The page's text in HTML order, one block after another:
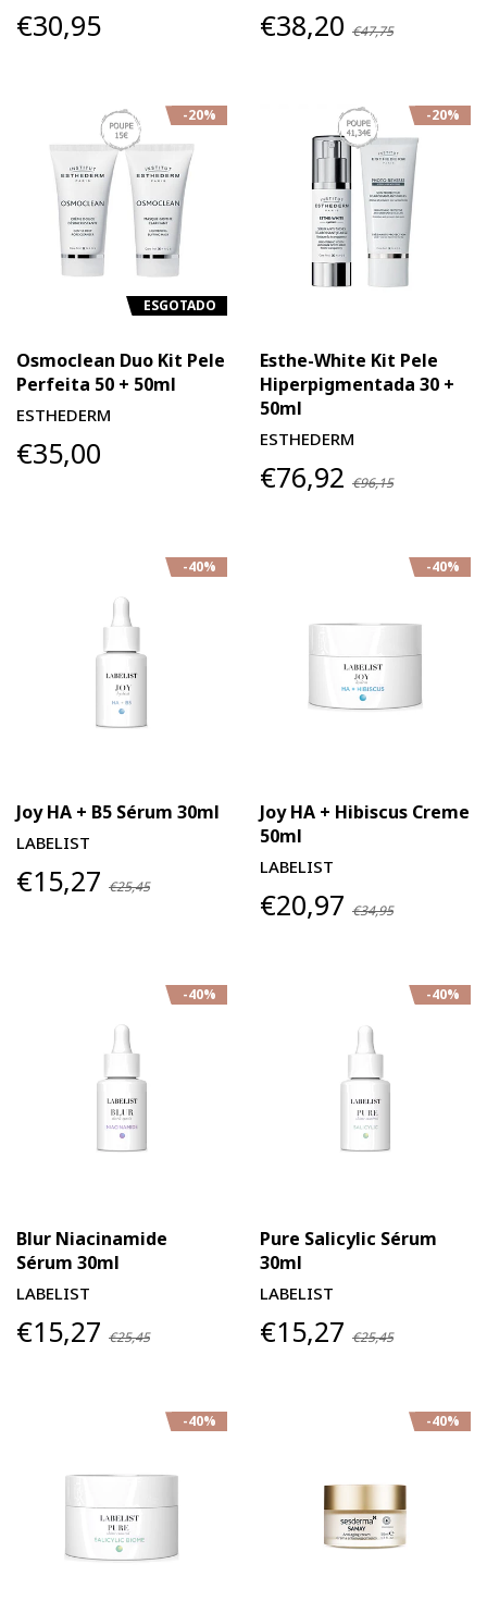
€30,95 €38,20 €47,75
-20%
ESGOTADO
Osmoclean Duo Kit Pele
Perfeita 50 + 50ml
ESTHEDERM
€35,00
-20%
Esthe-White Kit Pele
Hiperpigmentada 30 +
50ml
ESTHEDERM
€76,92 €96,15
-40%
Joy HA + B5 Sérum 30ml
LABELIST
€15,27 €25,45
-40%
Joy HA + Hibiscus Creme
50ml
LABELIST
€20,97 €34,95
-40%
Blur Niacinamide
Sérum 30ml
LABELIST
€15,27 €25,45
-40%
Pure Salicylic Sérum
30ml
LABELIST
€15,27 €25,45
-40% -40%